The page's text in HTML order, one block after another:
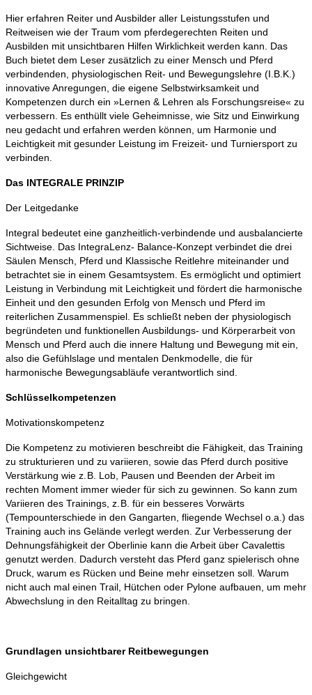
Hier erfahren Reiter und Ausbilder aller Leistungsstufen und
Reitweisen wie der Traum vom pferdegerechten Reiten und
Ausbilden mit unsichtbaren Hilfen Wirklichkeit werden kann. Das
Buch bietet dem Leser zusätzlich zu einer Mensch und Pferd
verbindenden, physiologischen Reit- und Bewegungslehre (I.B.K.)
innovative Anregungen, die eigene Selbstwirksamkeit und
Kompetenzen durch ein »Lernen & Lehren als Forschungsreise« zu
verbessern. Es enthüllt viele Geheimnisse, wie Sitz und Einwirkung
neu gedacht und erfahren werden können, um Harmonie und
Leichtigkeit mit gesunder Leistung im Freizeit- und Turniersport zu
verbinden.
Das INTEGRALE PRINZIP
Der Leitgedanke
Integral bedeutet eine ganzheitlich-verbindende und ausbalancierte
Sichtweise. Das IntegraLenz- Balance-Konzept verbindet die drei
Säulen Mensch, Pferd und Klassische Reitlehre miteinander und
betrachtet sie in einem Gesamtsystem. Es ermöglicht und optimiert
Leistung in Verbindung mit Leichtigkeit und fördert die harmonische
Einheit und den gesunden Erfolg von Mensch und Pferd im
reiterlichen Zusammenspiel. Es schließt neben der physiologisch
begründeten und funktionellen Ausbildungs- und Körperarbeit von
Mensch und Pferd auch die innere Haltung und Bewegung mit ein,
also die Gefühlslage und mentalen Denkmodelle, die für
harmonische Bewegungsabläufe verantwortlich sind.
Schlüsselkompetenzen
Motivationskompetenz
Die Kompetenz zu motivieren beschreibt die Fähigkeit, das Training
zu strukturieren und zu variieren, sowie das Pferd durch positive
Verstärkung wie z. B. Lob, Pausen und Beenden der Arbeit im
rechten Moment immer wieder für sich zu gewinnen. So kann zum
Variieren des Trainings, z. B. für ein besseres Vorwärts
(Tempounterschiede in den Gangarten, fliegende Wechsel o.a.) das
Training auch ins Gelände verlegt werden. Zur Verbesserung der
Dehnungsfähigkeit der Oberlinie kann die Arbeit über Cavalettis
genutzt werden. Dadurch versteht das Pferd ganz spielerisch ohne
Druck, warum es Rücken und Beine mehr einsetzen soll. Warum
nicht auch mal einen Trail, Hütchen oder Pylone aufbauen, um mehr
Abwechslung in den Reitalltag zu bringen.
Grundlagen unsichtbarer Reitbewegungen
Gleichgewicht